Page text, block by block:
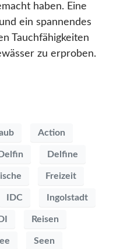
haben. Eine
ein spannendes
Tauchfähigkeiten
zu erproben.
Action
Delfin Delfine
Freizeit
IDC Ingolstadt
Reisen
Seen